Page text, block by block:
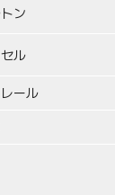
ン
ル
ール